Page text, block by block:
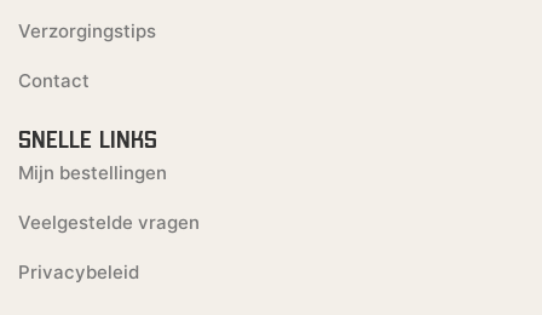
Verzorgingstips
Contact
SNELLE LINKS
Mijn bestellingen
Veelgestelde vragen
Privacybeleid